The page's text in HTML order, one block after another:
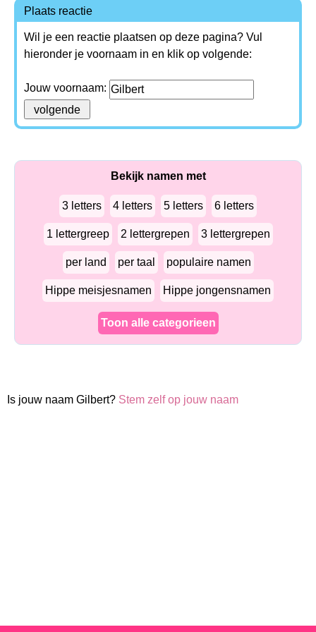
Plaats reactie
Wil je een reactie plaatsen op deze pagina? Vul
hieronder je voornaam in en klik op volgende:
Jouw voornaam:
Bekijk namen met
3 letters 4 letters 5 letters 6 letters
1 lettergreep 2 lettergrepen 3 lettergrepen
per land per taal populaire namen
Hippe meisjesnamen Hippe jongensnamen
Toon alle categorieen
Is jouw naam Gilbert? Stem zelf op jouw naam